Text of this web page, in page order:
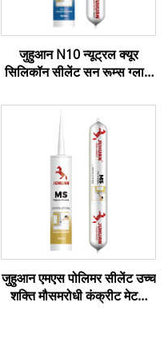
जुहुआन N10 न्यूट्रल क्यूर
सिलिकॉन सीलेंट सन रूम्स ग्लास
मौसम प्रतिरोधी
जुहुआन एमएस पोलिमर सीलेंट उच्च
शक्ति मौसमरोधी कंक्रीट मेटल